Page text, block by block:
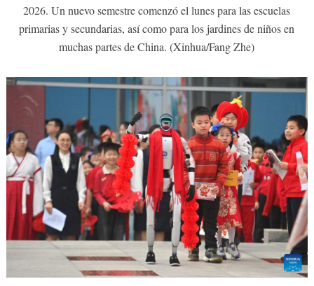
2026. Un nuevo semestre comenzó el lunes para las escuelas
primarias y secundarias, así como para los jardines de niños en
muchas partes de China. (Xinhua/Fang Zhe)